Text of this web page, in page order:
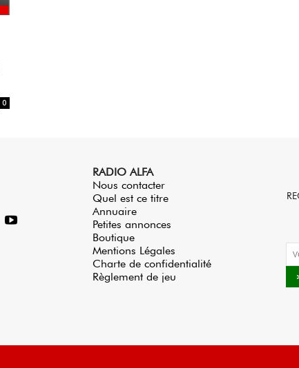
0
RADIO ALFA
Nous contacter
Quel est ce titre
Annuaire
Petites annonces
Boutique
Mentions Légales
Charte de confidentialité
Règlement de jeu